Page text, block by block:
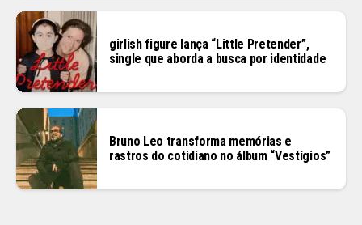
girlish figure lança “Little Pretender”,
single que aborda a busca por identidade
Bruno Leo transforma memórias e
rastros do cotidiano no álbum “Vestígios”